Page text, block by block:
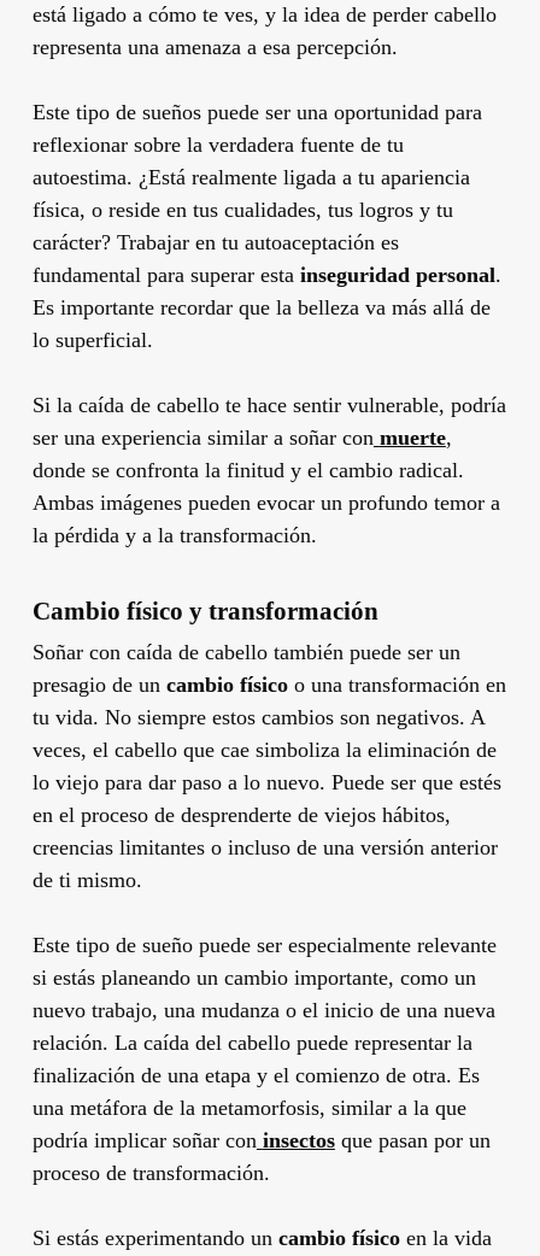
está ligado a cómo te ves, y la idea de perder cabello
representa una amenaza a esa percepción.
Este tipo de sueños puede ser una oportunidad para
reflexionar sobre la verdadera fuente de tu
autoestima. ¿Está realmente ligada a tu apariencia
física, o reside en tus cualidades, tus logros y tu
carácter? Trabajar en tu autoaceptación es
fundamental para superar esta inseguridad personal.
Es importante recordar que la belleza va más allá de
lo superficial.
Si la caída de cabello te hace sentir vulnerable, podría
ser una experiencia similar a soñar con muerte,
donde se confronta la finitud y el cambio radical.
Ambas imágenes pueden evocar un profundo temor a
la pérdida y a la transformación.
Cambio físico y transformación
Soñar con caída de cabello también puede ser un
presagio de un cambio físicoo una transformación en
tu vida. No siempre estos cambios son negativos. A
veces, el cabello que cae simboliza la eliminación de
lo viejo para dar paso a lo nuevo. Puede ser que estés
en el proceso de desprenderte de viejos hábitos,
creencias limitantes o incluso de una versión anterior
de ti mismo.
Este tipo de sueño puede ser especialmente relevante
si estás planeando un cambio importante, como un
nuevo trabajo, una mudanza o el inicio de una nueva
relación. La caída del cabello puede representar la
finalización de una etapa y el comienzo de otra. Es
una metáfora de la metamorfosis, similar a la que
podría implicar soñar con insectosque pasan por un
proceso de transformación.
Si estás experimentando un cambio físicoen la vida